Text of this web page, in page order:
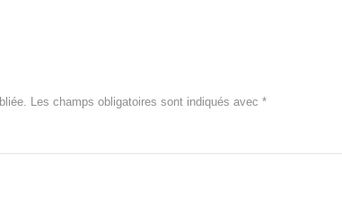
Les champs obligatoires sont indiqués avec *